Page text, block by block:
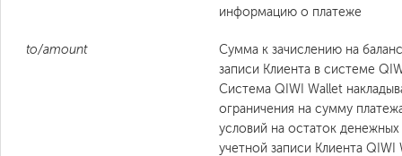
информацию о платеже
to/amount
Сумма к зачислению на
записи Клиента в системе
Система QIWI Wallet
ограничения на сумму
условий на остаток денежных
учетной записи Клиента QIWI